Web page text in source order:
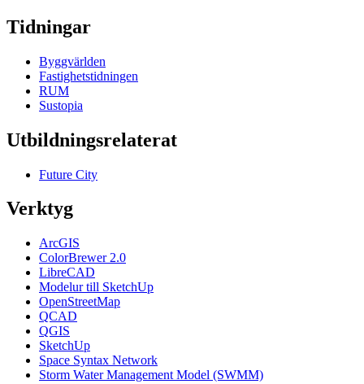
Tidningar
Byggvärlden
Fastighetstidningen
RUM
Sustopia
Utbildningsrelaterat
Future City
Verktyg
ArcGIS
ColorBrewer 2.0
LibreCAD
Modelur till SketchUp
OpenStreetMap
QCAD
QGIS
SketchUp
Space Syntax Network
Storm Water Management Model (SWMM)